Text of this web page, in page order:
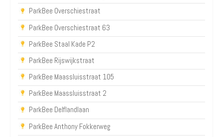
ParkBee Overschiestraat
ParkBee Overschiestraat 63
ParkBee Staal Kade P2
ParkBee Rijswijkstraat
ParkBee Maassluisstraat 105
ParkBee Maassluisstraat 2
ParkBee Delflandlaan
ParkBee Anthony Fokkerweg